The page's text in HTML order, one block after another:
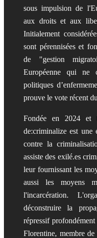
sous impulsion de
aux droits et aux
Initialement
sont pérennisées et
de "gestion
Européenne qui ne
politiques
prouve le vote récent
Fondée en 2024 et
de:criminalize est une
contre la
assiste des exilé.es
leur fournissant les
aussi les moyens
l'incarcération.
déconstruire la
répressif
Florentine, membre